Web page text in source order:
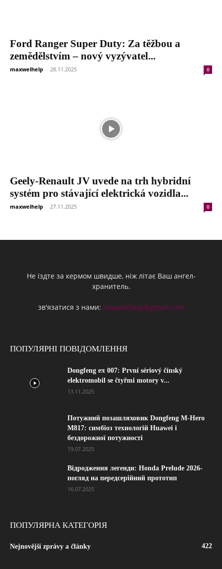
Ford Ranger Super Duty: Za těžbou a
zemědělstvím – nový vyzývatel...
maxwelhelp - 28.11.2025 0
Geely-Renault JV uvede na trh hybridní
systém pro stávající elektrická vozidla...
maxwelhelp - 27.11.2025 0
Не їздте за кермом швидше, ніж літає Ваш ангел-
хранитель.
зв'язатися з нами: maxwelhelp@gmail.com
ПОПУЛЯРНІ ПОВІДОМЛЕННЯ
Dongfeng eπ 007: První sériový čínský
elektromobil se čtyřmi motory v...
13.11.2025
Потужний позашляховик Dongfeng M-Hero
M817: симбіоз технологій Huawei і
бездорожної потужності
19.07.2025
Відродження легенди: Honda Prelude 2026-
погляд на передсерійний прототип
16.07.2025
ПОПУЛЯРНА КАТЕГОРІЯ
Nejnovější zprávy a články 422